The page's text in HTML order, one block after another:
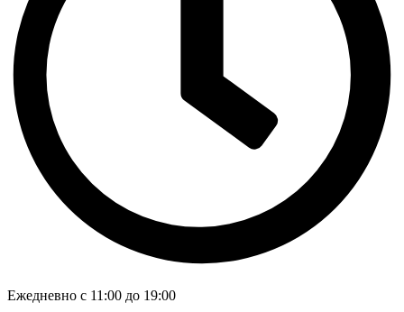
Ежедневно с 11:00 до 19:00